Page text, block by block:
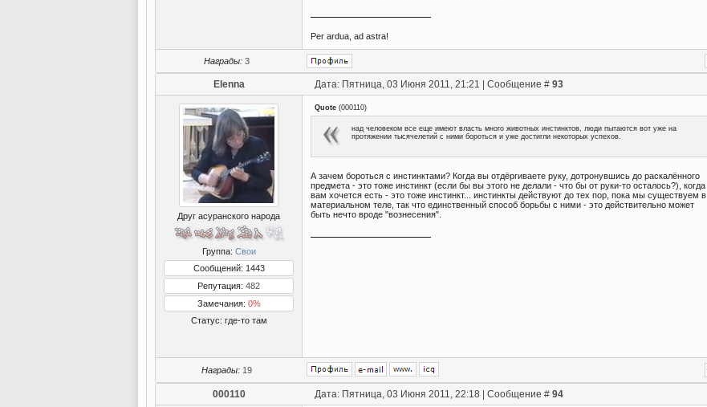
Per ardua, ad astra!
Награды: 3
Elenna Дата: Пятница, 03 Июня 2011, 21:21 | Сообщение # 93
Друг асуранского народа
Группа: Свои
Сообщений: 1443
Репутация: 482
Замечания: 0%
Статус: где-то там
Quote (000110)
над человеком все еще имеют власть много животных инстинктов, люди пытаются вот уже на
протяжении тысячелетий с ними бороться и уже достигли некоторых успехов.
А зачем бороться с инстинктами? Когда вы отдёргиваете руку, дотронувшись до раскалённого
предмета - это тоже инстинкт (если бы вы этого не делали - что бы от руки-то осталось?), когда
вам хочется есть - это тоже инстинкт... инстинкты действуют до тех пор, пока мы существуем в
материальном теле, так что единственный способ борьбы с ними - это действительно может
быть нечто вроде "вознесения".
Награды: 19
000110 Дата: Пятница, 03 Июня 2011, 22:18 | Сообщение # 94